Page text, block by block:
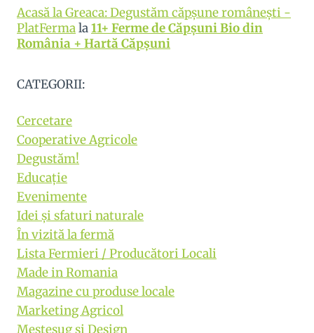
Acasă la Greaca: Degustăm căpșune românești -
PlatFermala11+ Ferme de Căpșuni Bio din
România + Hartă Căpșuni
CATEGORII:
Cercetare
Cooperative Agricole
Degustăm!
Educație
Evenimente
Idei și sfaturi naturale
În vizită la fermă
Lista Fermieri / Producători Locali
Made in Romania
Magazine cu produse locale
Marketing Agricol
Meşteşug şi Design